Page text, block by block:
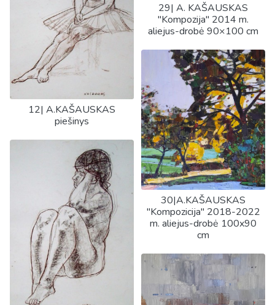
12| A.KAŠAUSKAS
piešinys
29| A. KAŠAUSKAS
"Kompozija" 2014 m.
aliejus-drobė 90×100 cm
30|A.KAŠAUSKAS
"Kompozicija" 2018-2022
m. aliejus-drobė 100x90
cm